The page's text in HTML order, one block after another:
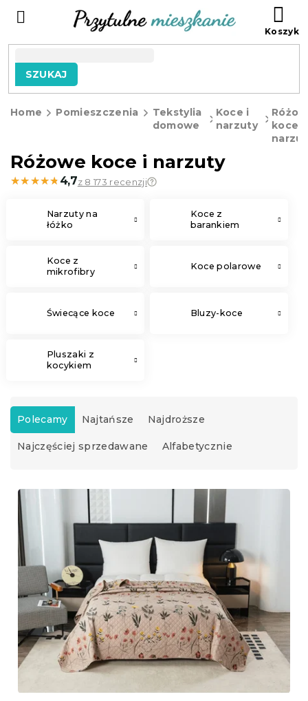
SZUKAJ
Home Pomieszczenia
Tekstylia
domowe
Koce i
narzuty
koce i
Różowe koce i narzuty
★★★★★
★★★★★ 4,7z 8 173 recenzji
Narzuty na
łóżko
Koce z
barankiem
Koce z
mikrofibry
Koce polarowe
Świecące koce Bluzy-koce
Pluszaki z
kocykiem
S
o
r
p
o
d
u
k
ó
Polecamy Najtańsze Najdroższe
Najczęściej sprzedawane Alfabetycznie
L
p
o
d
u
k
ó
w